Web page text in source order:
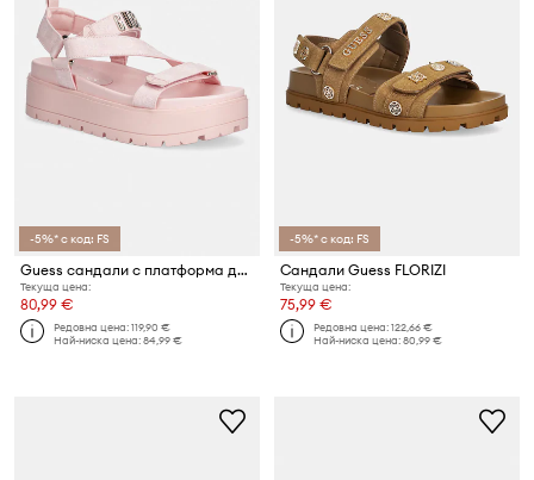
-5%* с код: FS
Guess сандали с платформа дамски FETTA
Текуща цена:
80,99 €
Редовна цена:119,90 €
Най-ниска цена:84,99 €
-5%* с код: FS
Сандали Guess FLORIZI
Текуща цена:
75,99 €
Редовна цена:122,66 €
Най-ниска цена:80,99 €